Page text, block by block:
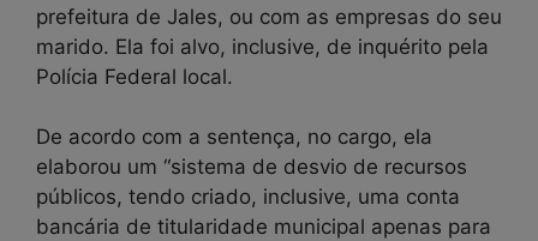
prefeitura de Jales, ou com as empresas do seu
marido. Ela foi alvo, inclusive, de inquérito pela
Polícia Federal local.
De acordo com a sentença, no cargo, ela
elaborou um “sistema de desvio de recursos
públicos, tendo criado, inclusive, uma conta
bancária de titularidade municipal apenas para